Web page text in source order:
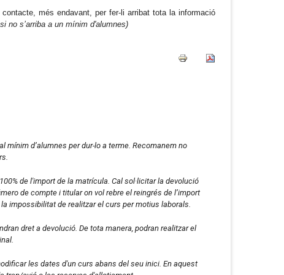
més endavant, per fer-li arribat tota la informació
no s’arriba a un mínim d'alumnes)
mínim d’alumnes per dur-lo a terme. Recomanem no
de l'import de la matrícula. Cal sol·licitar la devolució
de compte i titular on vol rebre el reingrés de l’import
impossibilitat de realitzar el curs per motius laborals.
dret a devolució. De tota manera, podran realitzar el
les dates d'un curs abans del seu inici. En aquest